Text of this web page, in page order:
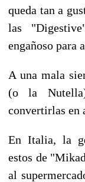
queda tan a
las
engañoso para
A una mala
(o la
convertirlas en
En Italia, la
estos de
al